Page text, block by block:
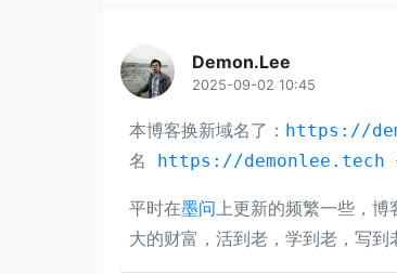
Demon.Lee
2025-09-02 10:45
本博客换新域名了： https://
名
https://demonlee.tech
平时在墨问上更新的频繁一些，
大的财富，活到老，学到老，写到